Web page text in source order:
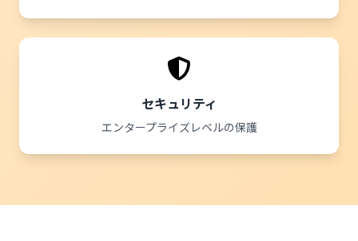
セキュリティ
エンタープライズレベルの保護